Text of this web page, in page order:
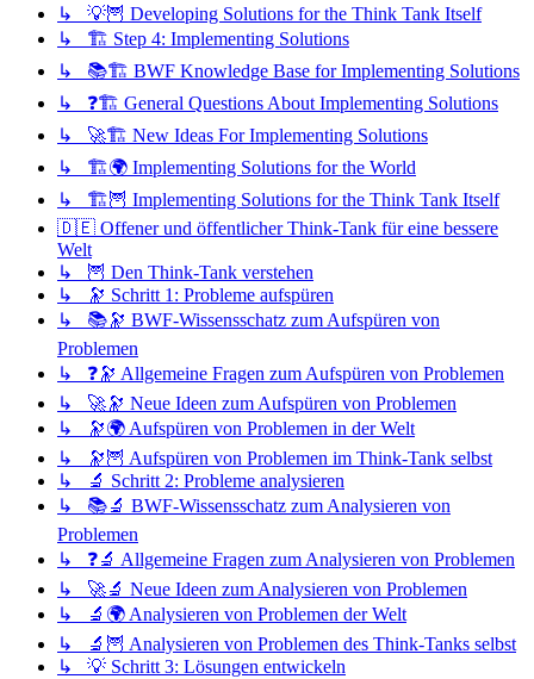
↳ 💡🦉 Developing Solutions for the Think Tank Itself
↳ 🏗️ Step 4: Implementing Solutions
↳ 📚🏗️ BWF Knowledge Base for Implementing Solutions
↳ ❓🏗️ General Questions About Implementing Solutions
↳ 🚀🏗️ New Ideas For Implementing Solutions
↳ 🏗️🌍 Implementing Solutions for the World
↳ 🏗️🦉 Implementing Solutions for the Think Tank Itself
🇩🇪 Offener und öffentlicher Think-Tank für eine bessere
Welt
↳ 🦉 Den Think-Tank verstehen
↳ 🔭 Schritt 1: Probleme aufspüren
↳ 📚🔭 BWF-Wissensschatz zum Aufspüren von
Problemen
↳ ❓🔭 Allgemeine Fragen zum Aufspüren von Problemen
↳ 🚀🔭 Neue Ideen zum Aufspüren von Problemen
↳ 🔭🌍 Aufspüren von Problemen in der Welt
↳ 🔭🦉 Aufspüren von Problemen im Think-Tank selbst
↳ 🔬 Schritt 2: Probleme analysieren
↳ 📚🔬 BWF-Wissensschatz zum Analysieren von
Problemen
↳ ❓🔬 Allgemeine Fragen zum Analysieren von Problemen
↳ 🚀🔬 Neue Ideen zum Analysieren von Problemen
↳ 🔬🌍 Analysieren von Problemen der Welt
↳ 🔬🦉 Analysieren von Problemen des Think-Tanks selbst
↳ 💡 Schritt 3: Lösungen entwickeln